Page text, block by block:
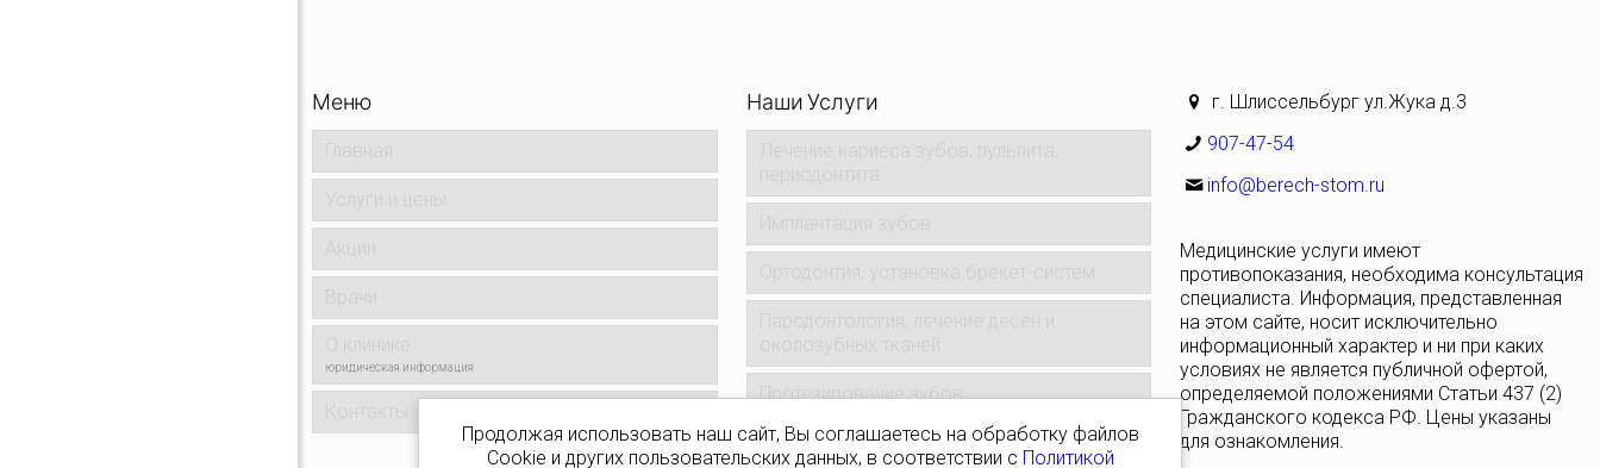
Меню
юридическая информация
Наши Услуги
Протезирование зубов
Хирургия, удаление зубов, кист
г. Шлиссельбург ул.Жука д.3
907-47-54
info@berech-stom.ru
Медицинские услуги имеют
противопоказания, необходима консультация
специалиста. Информация, представленная
на этом сайте, носит исключительно
информационный характер и ни при каких
условиях не является публичной офертой,
определяемой положениями Статьи 437 (2)
Гражданского кодекса РФ. Цены указаны
для ознакомления.
Продолжая использовать наш сайт, Вы соглашаетесь на обработку файлов
Cookie и других пользовательских данных, в соответствии с Политикой